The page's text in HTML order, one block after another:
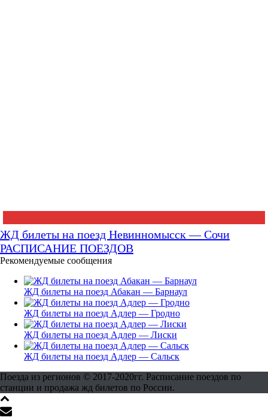
ЖД билеты на поезд Невинномысск — Сочи
РАСПИСАНИЕ ПОЕЗДОВ
Рекомендуемые сообщения
ЖД билеты на поезд Абакан — Барнаул
ЖД билеты на поезд Адлер — Гродно
ЖД билеты на поезд Адлер — Лиски
ЖД билеты на поезд Адлер — Сальск
Поезда из регионов © 2017-2020гг. Расписание поездов по
станции и продажа жд билетов по России.